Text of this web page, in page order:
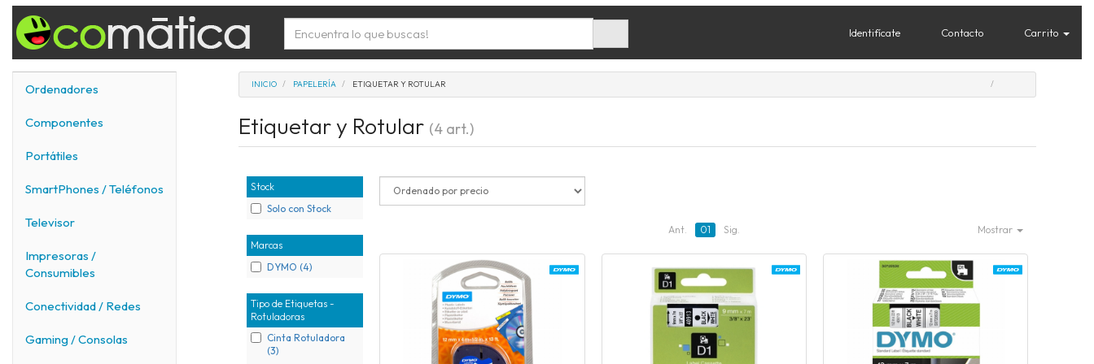
Identifícate Contacto Carrito
Ordenadores
Componentes
Portátiles
SmartPhones / Teléfonos
Televisor
Impresoras /
Consumibles
Conectividad / Redes
Gaming / Consolas
INICIO PAPELERÍA ETIQUETAR Y ROTULAR
Etiquetar y Rotular (4 art.)
Stock
Solo con Stock
Marcas
DYMO (4)
Tipo de Etiquetas -
Rotuladoras
Cinta Rotuladora
(3)
Ant. 01 Sig. Mostrar